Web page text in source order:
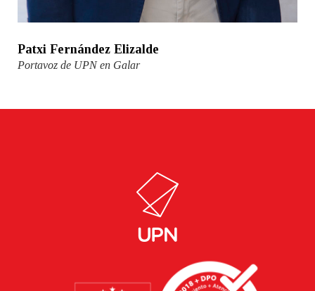
Patxi Fernández Elizalde
Portavoz de UPN en Galar